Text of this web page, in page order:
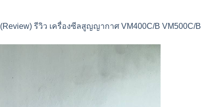
(Review) รีวิว เครื่องซีลสูญญากาศ VM400C/B VM500C/B